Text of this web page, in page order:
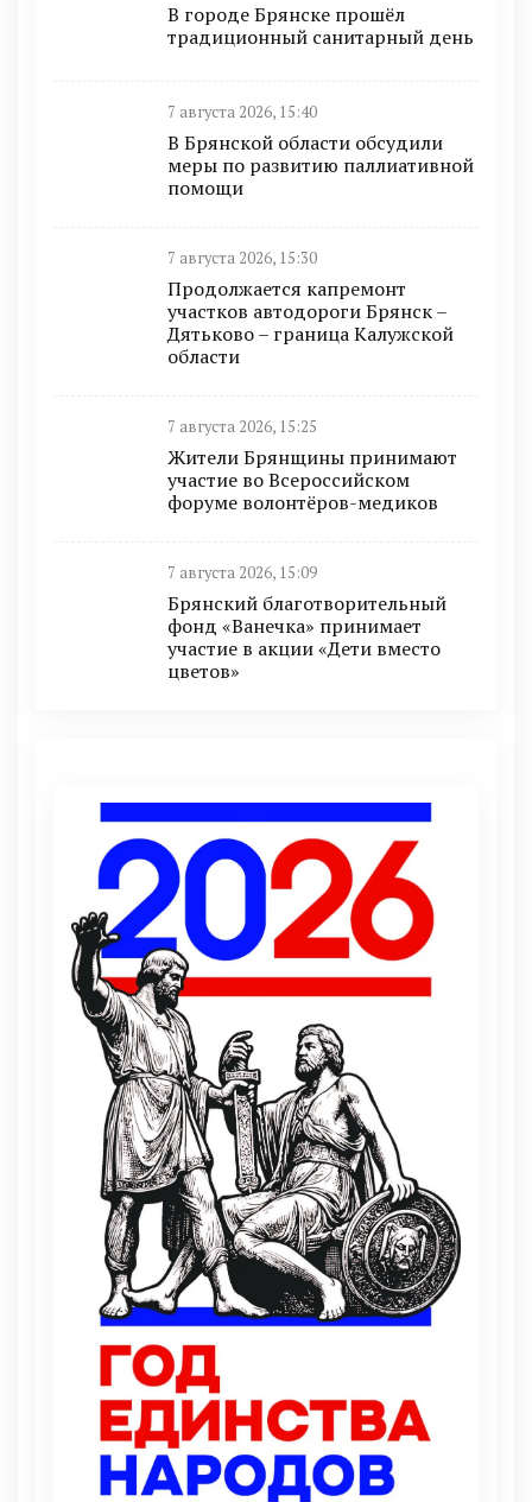
В городе Брянске прошёл
традиционный санитарный день
7 августа 2026, 15:40
В Брянской области обсудили
меры по развитию паллиативной
помощи
7 августа 2026, 15:30
Продолжается капремонт
участков автодороги Брянск –
Дятьково – граница Калужской
области
7 августа 2026, 15:25
Жители Брянщины принимают
участие во Всероссийском
форуме волонтёров-медиков
7 августа 2026, 15:09
Брянский благотворительный
фонд «Ванечка» принимает
участие в акции «Дети вместо
цветов»